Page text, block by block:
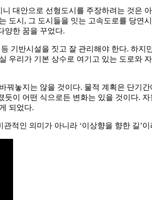
대안으로 선형도시를 주장하려는 것은
도시, 그 도시들을 잇는 고속도로를 당연
양한 꿈을 꾸었다.
기반시설을 짓고 잘 관리해야 한다. 하
우리가 기본 상수로 여기고 있는 도로와
놓지는 않을 것이다. 물적 계획은 단기
이 어떤 식으로든 변화는 있을 것이다.
되었다.
적인 의미가 아니라 ‘이상향을 향한 길’